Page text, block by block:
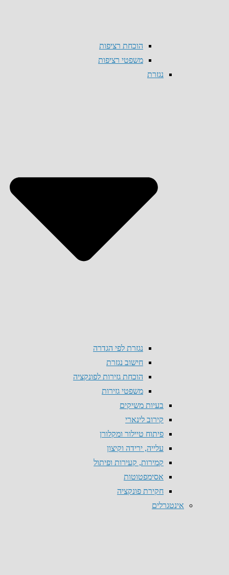
הוכחת רציפות
משפטי רציפות
נגזרת
נגזרת לפי הגדרה
חישוב נגזרת
הוכחת גזירות לפונקציה
משפטי גזירות
בעיות משיקים
קירוב לינארי
פיתוח טיילור ומקלורן
עלייה, ירידה וקיצון
קמירות, קעירות ופיתול
אסימפטוטות
חקירת פונקציה
אינטגרלים